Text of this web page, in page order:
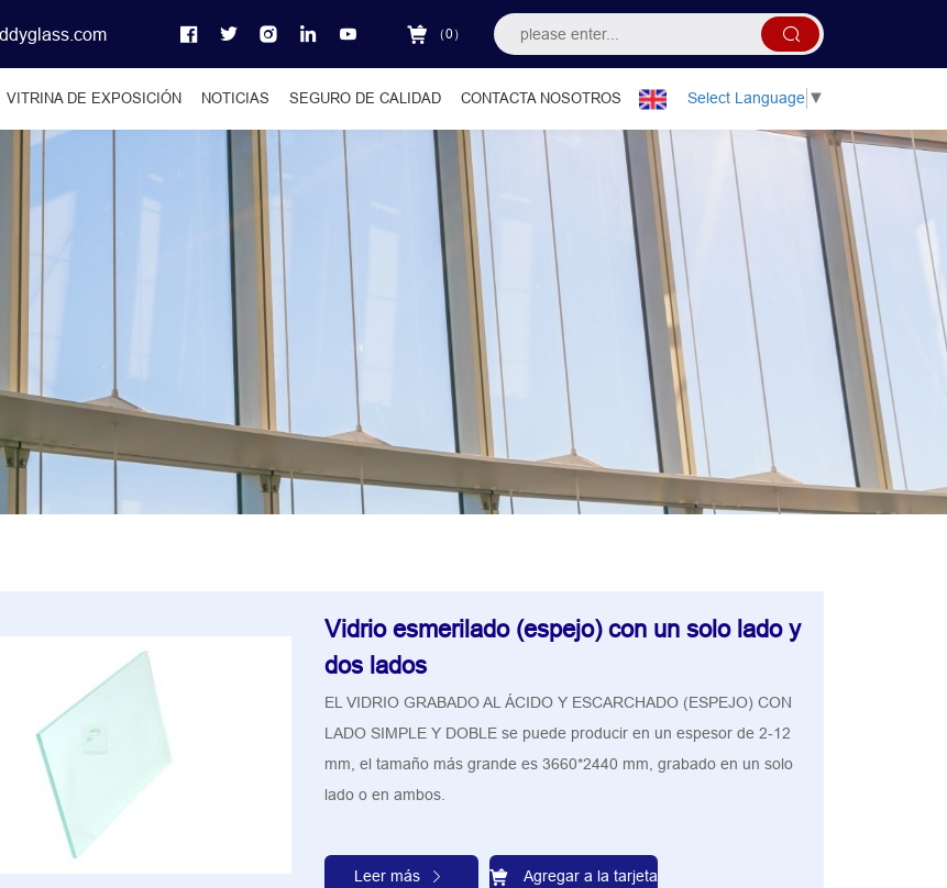
（0）
VITRINA DE EXPOSICIÓN NOTICIAS SEGURO DE CALIDAD CONTACTA NOSOTROS Select Language ▼
Vidrio esmerilado (espejo) con un solo lado y
dos lados
EL VIDRIO GRABADO AL ÁCIDO Y ESCARCHADO (ESPEJO) CON
LADO SIMPLE Y DOBLE se puede producir en un espesor de 2-12
mm, el tamaño más grande es 3660*2440 mm, grabado en un solo
lado o en ambos.
Leer más Agregar a la tarjeta